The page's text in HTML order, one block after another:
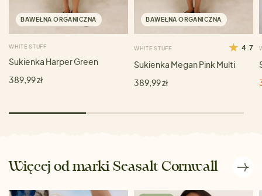
BAWEŁNA ORGANICZNA
WHITE STUFF
Sukienka Harper Green
389,99 zł
BAWEŁNA ORGANICZNA
WHITE STUFF 4.7
Sukienka Megan Pink Multi
389,99 zł
Więcej od marki Seasalt Cornwall